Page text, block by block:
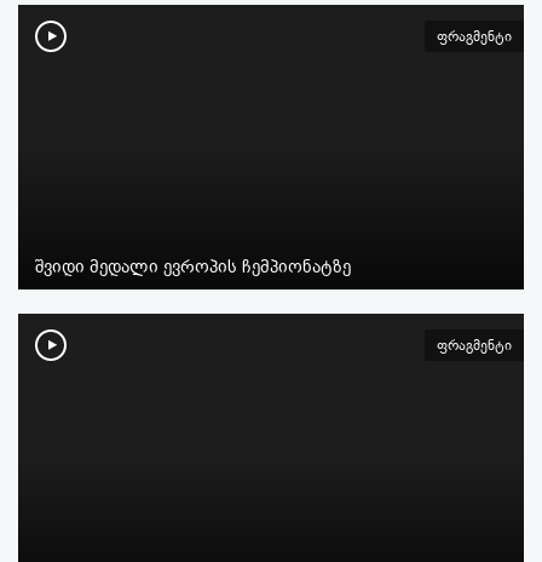
ფრაგმენტი
შვიდი მედალი ევროპის ჩემპიონატზე
ფრაგმენტი